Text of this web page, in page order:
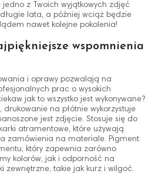
z Twoich wyjątkowych zdjęć
lata, a później wciąż będzie
nawet kolejne pokolenia!
wspomnienia
i oprawy pozwalają na
prac o wysokich
jak to wszystko jest wykonywane?
na płótnie wykorzystuje
jest zdjęcie. Stosuje się do
atramentowe, które używają
zamówienia na materiale. Pigment
który zapewnia zarówno
kolorów, jak i odporność na
zewnętrzne, takie jak kurz i wilgoć.